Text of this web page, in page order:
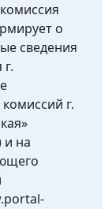
о
сведения
г.
на